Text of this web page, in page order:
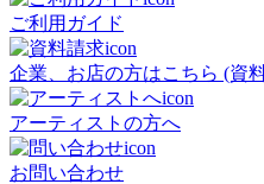
ご利用ガイド
企業、お店の方はこちら (資
アーティストの方へ
お問い合わせ